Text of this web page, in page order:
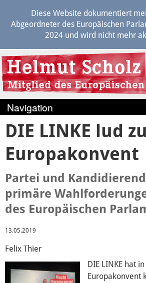
Diese Website dokumentiert
Abgeordneter des Europäischen
2024 und wird nicht mehr
Blog
Berichte
Politik
Transparenz
Über mich
Vor Ort
DIE LINKE lud
Europakonvent
Partei und
primäre
des Europäischen
13.05.2019
Felix Thier
DIE LINKE hat
Europakonvent